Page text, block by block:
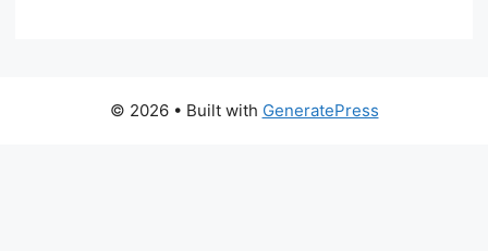
© 2026 • Built with GeneratePress